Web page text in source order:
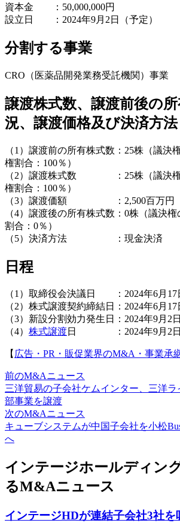
資本金 ：50,000,000円
設立日 ：2024年9月2日（予定）
分割する事業
CRO（医薬品開発業務受託機関）事業
譲渡株式数、譲渡前後の
況、譲渡価格及び決済方法
（1）譲渡前の所有株式数：25株（議決
権割合：100％）
（2）譲渡株式数 ：25株（議決権
権割合：100％）
（3）譲渡価額 ：2,500百万円
（4）譲渡後の所有株式数：0株（議決
割合：0％）
（5）決済方法 ：現金決済
日程
（1）取締役会決議日 ：2024年6月17
（2）株式譲渡契約締結日：2024年6月17
（3）新設分割効力発生日：2024年9月2
（4） 株式譲渡日 ：2024年9月2日
【 広告・PR・販促業界のM&A・事業承
前のM&Aニュース
三洋貿易の子会社ケムインター、三洋
部事業を譲渡
次のM&Aニュース
キューブシステムが中国子会社を小松
へ
インテージホールディン
るM&Aニュース
インテージHDが連結子会社3社を